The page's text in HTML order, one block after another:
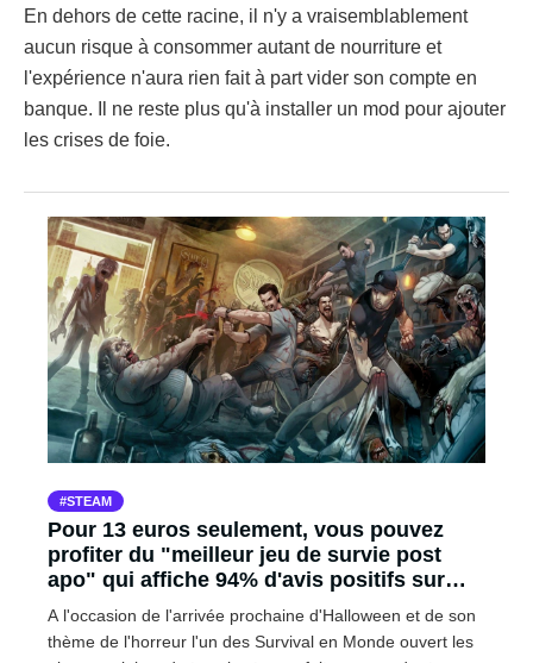
En dehors de cette racine, il n'y a vraisemblablement
aucun risque à consommer autant de nourriture et
l'expérience n'aura rien fait à part vider son compte en
banque. Il ne reste plus qu'à installer un mod pour ajouter
les crises de foie.
STEAM
Pour 13 euros seulement, vous pouvez
profiter du "meilleur jeu de survie post
apo" qui affiche 94% d'avis positifs sur
Steam
A l'occasion de l'arrivée prochaine d'Halloween et de son
thème de l'horreur l'un des Survival en Monde ouvert les